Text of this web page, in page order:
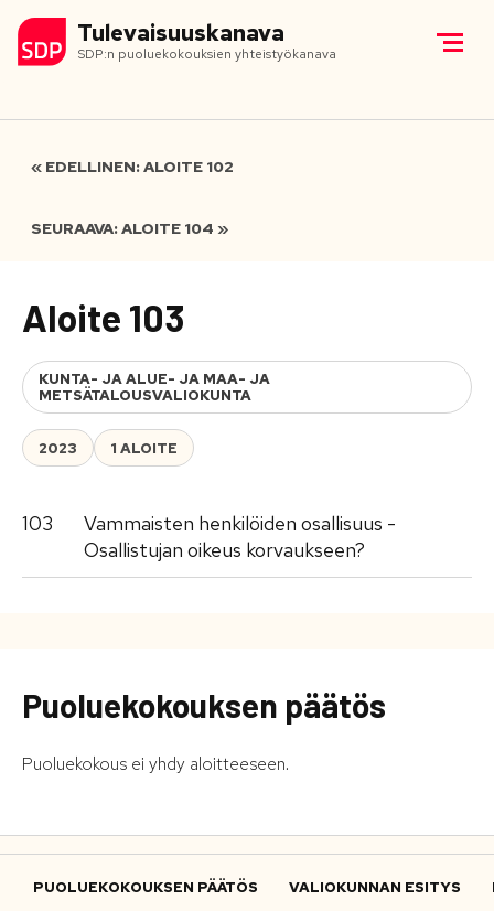
Tulevaisuuskanava
SDP:n puoluekokouksien yhteistyökanava
« EDELLINEN: ALOITE 102
SEURAAVA: ALOITE 104 »
Aloite 103
KUNTA- JA ALUE- JA MAA- JA
METSÄTALOUSVALIOKUNTA
2023 1 ALOITE
103
Vammaisten henkilöiden osallisuus -
Osallistujan oikeus korvaukseen?
Puoluekokouksen päätös
Puoluekokous ei yhdy aloitteeseen.
PUOLUEKOKOUKSEN PÄÄTÖS VALIOKUNNAN ESITYS